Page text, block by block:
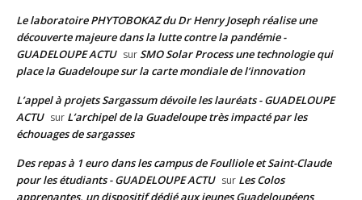
Le laboratoire PHYTOBOKAZ du Dr Henry Joseph réalise une
découverte majeure dans la lutte contre la pandémie -
GUADELOUPE ACTU surSMO Solar Process une technologie qui
place la Guadeloupe sur la carte mondiale de l’innovation
L’appel à projets Sargassum dévoile les lauréats - GUADELOUPE
ACTU sur L’archipel de la Guadeloupe très impacté par les
échouages de sargasses
Des repas à 1 euro dans les campus de Foulliole et Saint-Claude
pour les étudiants - GUADELOUPE ACTU sur Les Colos
apprenantes, un dispositif dédié aux jeunes Guadeloupéens